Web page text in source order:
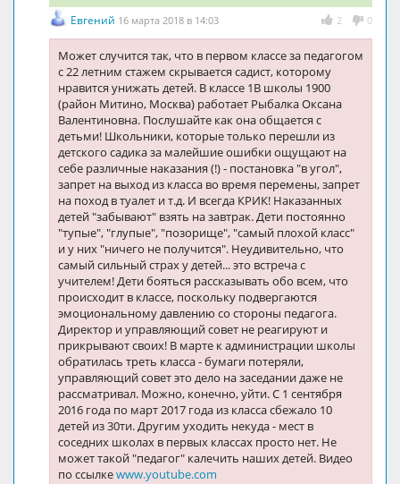
2 0
Евгений 16 марта 2018 в 14:03
Может случится так, что в первом классе за педагогом
с 22 летним стажем скрывается садист, которому
нравится унижать детей. В классе 1В школы 1900
(район Митино, Москва) работает Рыбалка Оксана
Валентиновна. Послушайте как она общается с
детьми! Школьники, которые только перешли из
детского садика за малейшие ошибки ощущают на
себе различные наказания (!) - постановка "в угол",
запрет на выход из класса во время перемены, запрет
на поход в туалет и т.д. И всегда КРИК! Наказанных
детей "забывают" взять на завтрак. Дети постоянно
"тупые", "глупые", "позорище", "самый плохой класс"
и у них "ничего не получится". Неудивительно, что
самый сильный страх у детей... это встреча с
учителем! Дети бояться рассказывать обо всем, что
происходит в классе, поскольку подвергаются
эмоциональному давлению со стороны педагога.
Директор и управляющий совет не реагируют и
прикрывают своих! В марте к администрации школы
обратилась треть класса - бумаги потеряли,
управляющий совет это дело на заседании даже не
рассматривал. Можно, конечно, уйти. С 1 сентября
2016 года по март 2017 года из класса сбежало 10
детей из 30ти. Другим уходить некуда - мест в
соседних школах в первых классах просто нет. Не
может такой "педагог" калечить наших детей. Видео
по ссылкеwww.youtube.com